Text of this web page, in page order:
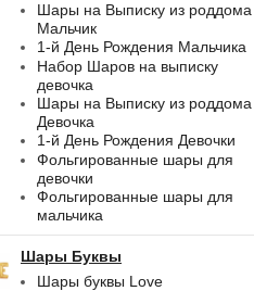
Шары на Выписку из роддома
Мальчик
1-й День Рождения Мальчика
Набор Шаров на выписку
девочка
Шары на Выписку из роддома
Девочка
1-й День Рождения Девочки
Фольгированные шары для
девочки
Фольгированные шары для
мальчика
Шары Буквы
Шары буквы Love